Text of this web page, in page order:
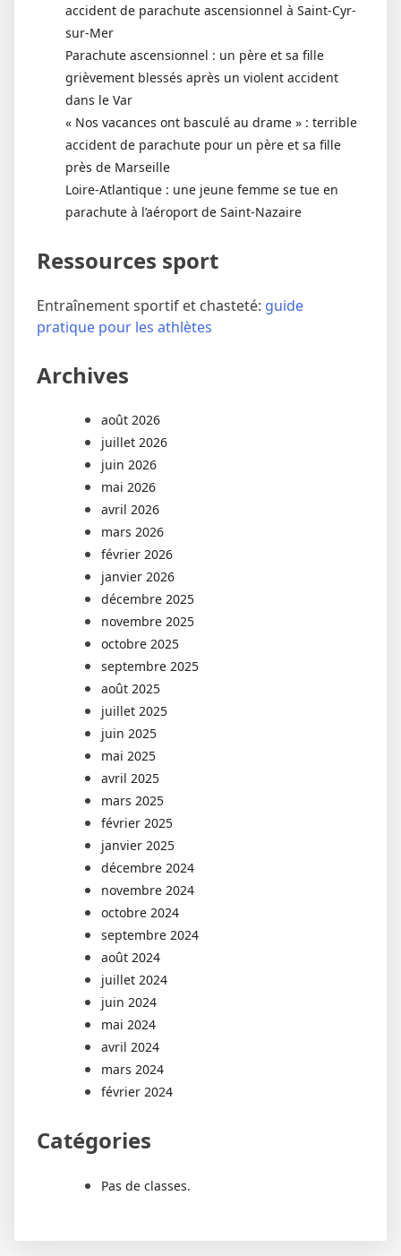
accident de parachute ascensionnel à Saint-Cyr-
sur-Mer
Parachute ascensionnel : un père et sa fille
grièvement blessés après un violent accident
dans le Var
« Nos vacances ont basculé au drame » : terrible
accident de parachute pour un père et sa fille
près de Marseille
Loire-Atlantique : une jeune femme se tue en
parachute à l’aéroport de Saint-Nazaire
Ressources sport
Entraînement sportif et chasteté: guide
pratique pour les athlètes
Archives
août 2026
juillet 2026
juin 2026
mai 2026
avril 2026
mars 2026
février 2026
janvier 2026
décembre 2025
novembre 2025
octobre 2025
septembre 2025
août 2025
juillet 2025
juin 2025
mai 2025
avril 2025
mars 2025
février 2025
janvier 2025
décembre 2024
novembre 2024
octobre 2024
septembre 2024
août 2024
juillet 2024
juin 2024
mai 2024
avril 2024
mars 2024
février 2024
Catégories
Pas de classes.